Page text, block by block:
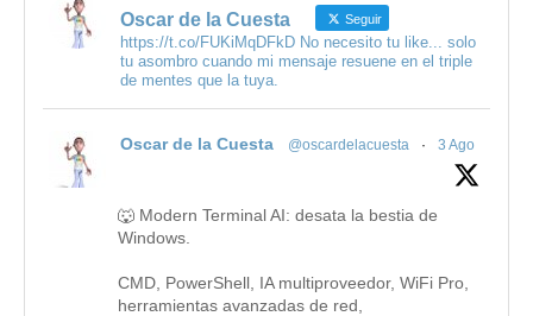
Oscar de la Cuesta Seguir
https://t.co/FUKiMqDFkD No necesito tu like... solo
tu asombro cuando mi mensaje resuene en el triple
de mentes que la tuya.
Oscar de la Cuesta @oscardelacuesta · 3 Ago
🐺 Modern Terminal AI: desata la bestia de
Windows.
CMD, PowerShell, IA multiproveedor, WiFi Pro,
herramientas avanzadas de red,